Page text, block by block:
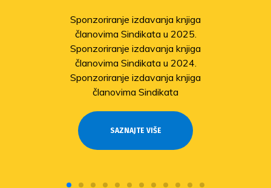
Sponzoriranje izdavanja knjiga
članovima Sindikata u 2025.
Sponzoriranje izdavanja knjiga
članovima Sindikata u 2024.
Sponzoriranje izdavanja knjiga
članovima Sindikata
SAZNAJTE VIŠE